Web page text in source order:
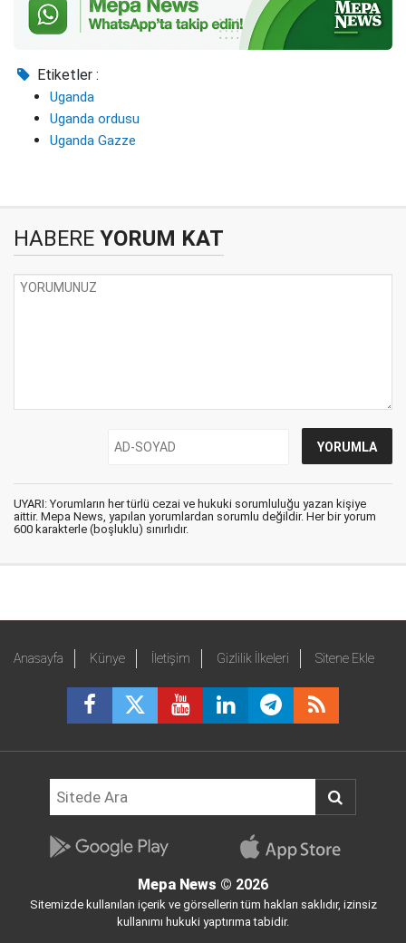
Etiketler :
Uganda
Uganda ordusu
Uganda Gazze
HABERE YORUM KAT
UYARI: Yorumların her türlü cezai ve hukuki sorumluluğu yazan kişiye
aittir. Mepa News, yapılan yorumlardan sorumlu değildir. Her bir yorum
600 karakterle (boşluklu) sınırlıdır.
Anasayfa Künye İletişim Gizlilik İlkeleri Sitene Ekle
Mepa News © 2026
Sitemizde kullanılan içerik ve görsellerin tüm hakları saklıdır, izinsiz
kullanımı hukuki yaptırıma tabidir.